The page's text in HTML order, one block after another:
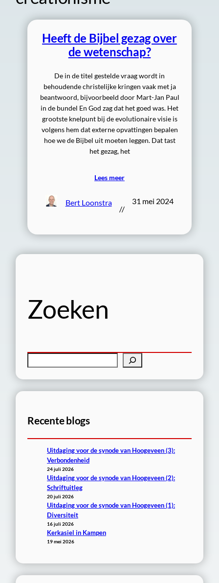
Heeft de Bijbel gezag over
de wetenschap?
De in de titel gestelde vraag wordt in
behoudende christelijke kringen vaak met ja
beantwoord, bijvoorbeeld door Mart-Jan Paul
in de bundel En God zag dat het goed was. Het
grootste knelpunt bij de evolutionaire visie is
volgens hem dat externe opvattingen bepalen
hoe we de Bijbel uit moeten leggen. Dat tast
het gezag, het
Lees meer
Bert Loonstra
//
31 mei 2024
Zoeken
n
Recente blogs
Uitdaging voor de synode van Hoogeveen (3):
Verbondenheid
24 juli 2026
Uitdaging voor de synode van Hoogeveen (2):
Schriftuitleg
20 juli 2026
Uitdaging voor de synode van Hoogeveen (1):
Diversiteit
16 juli 2026
Kerkasiel in Kampen
19 mei 2026